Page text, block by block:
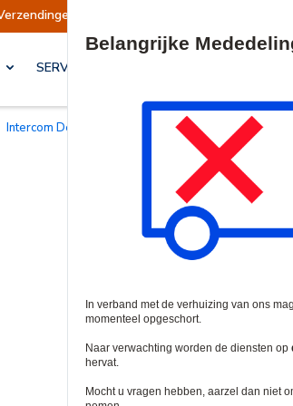
Verzendingen worden op
SERVICES & OPLOSSINGEN
Intercom Deurstations